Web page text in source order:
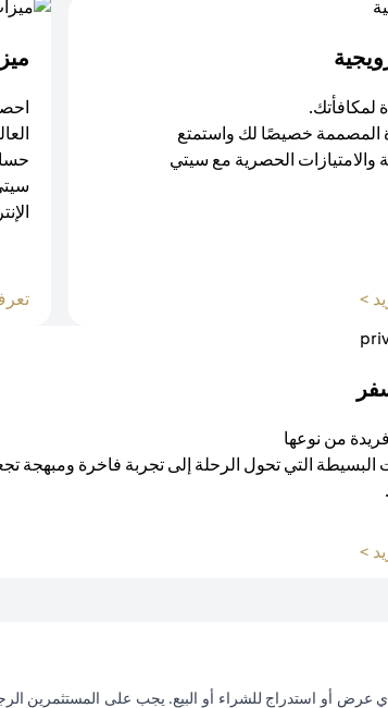
لمكافأتك.
المصممة خصيصًا لك واستمتع
والامتيازات الحصرية مع سيتي
>
من نوعها
البسيطة التي تحول الرحلة إلى تجربة فاخرة ومبهجة
>
عرض أو استدراج للشراء أو البيع. يجب على المستثمرين